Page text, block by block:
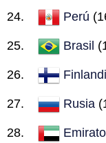
Perú
Brasil
Rusia